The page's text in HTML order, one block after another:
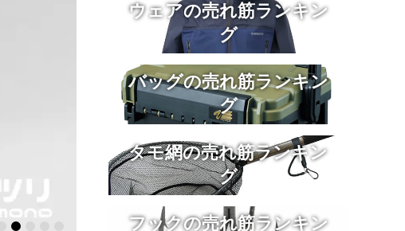
ウェアの売れ筋ランキン
グ
バッグの売れ筋ランキン
グ
タモ網の売れ筋ランキン
グ
フックの売れ筋ランキン